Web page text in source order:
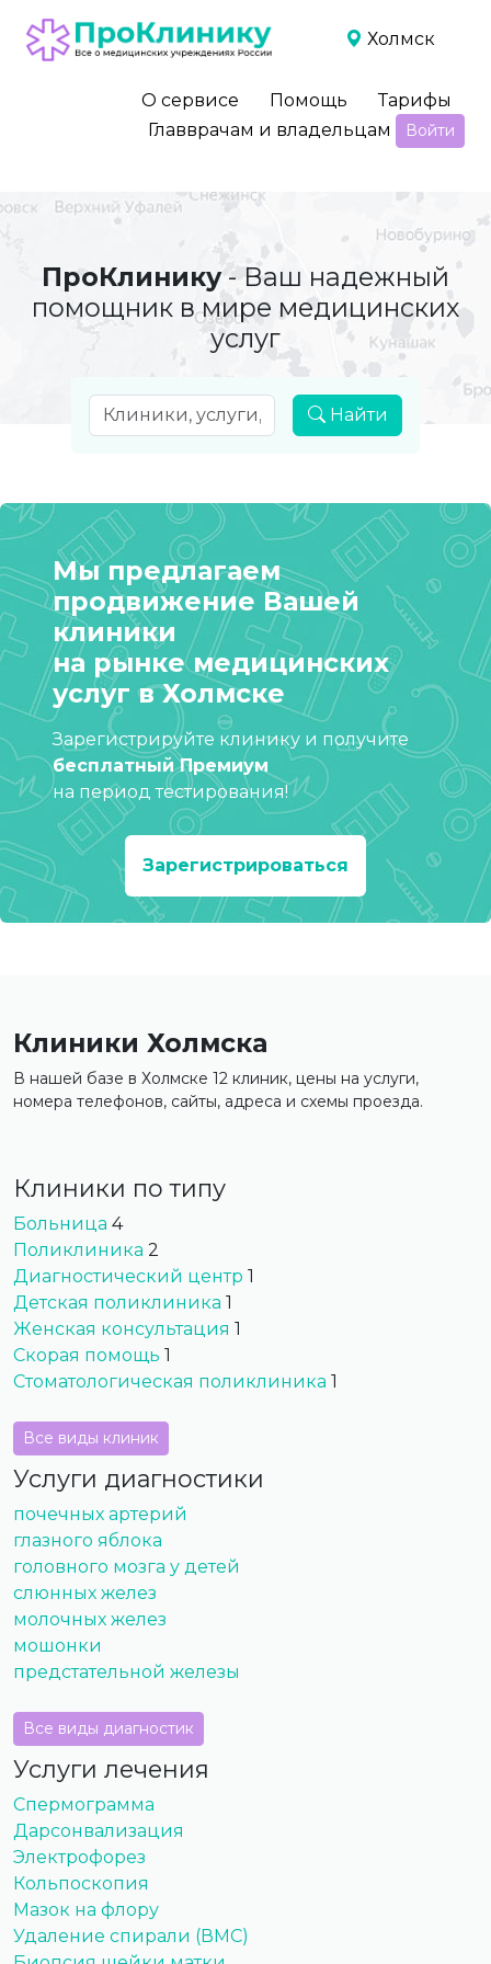
Холмск
О сервисе Помощь
Тарифы
Главврачам и владельцам
Войти
ПроКлинику- Ваш надежный
помощник в мире медицинских
услуг
Найти
Мы предлагаем
продвижение Вашей
клиники
на рынке медицинских
услуг в Холмске
Зарегистрируйте клинику и получите
бесплатный Премиум
на период тестирования!
Зарегистрироваться
Клиники Холмска
В нашей базе в Холмске 12 клиник, цены на услуги,
номера телефонов, сайты, адреса и схемы проезда.
Клиники по типу
Больница 4
Поликлиника 2
Диагностический центр 1
Детская поликлиника 1
Женская консультация 1
Скорая помощь 1
Стоматологическая поликлиника 1
Все виды клиник
Услуги диагностики
почечных артерий
глазного яблока
головного мозга у детей
слюнных желез
молочных желез
мошонки
предстательной железы
Все виды диагностик
Услуги лечения
Спермограмма
Дарсонвализация
Электрофорез
Кольпоскопия
Мазок на флору
Удаление спирали (ВМС)